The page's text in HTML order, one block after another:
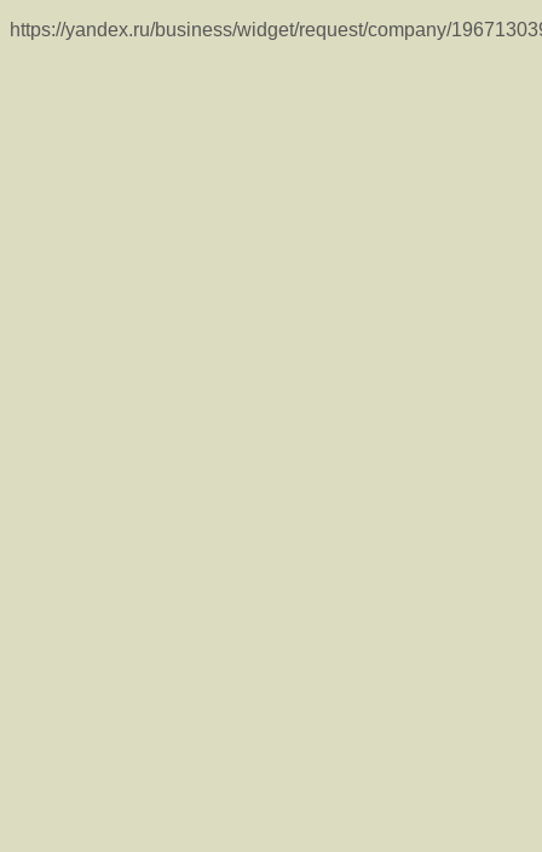
https://yandex.ru/business/widget/request/company/